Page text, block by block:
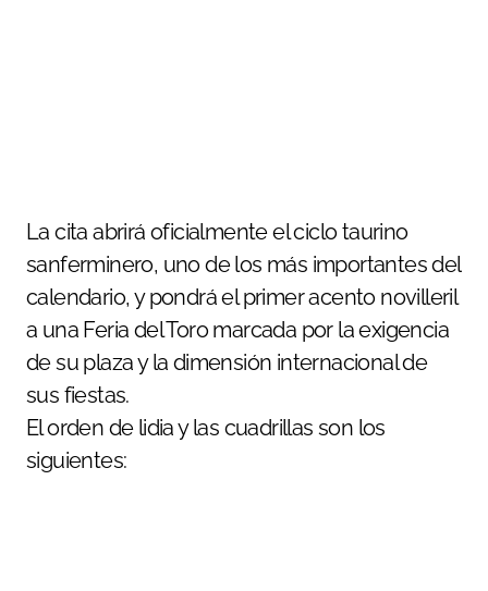
La cita abrirá oficialmente el ciclo taurino
sanferminero, uno de los más importantes del
calendario, y pondrá el primer acento novilleril
a una Feria del Toro marcada por la exigencia
de su plaza y la dimensión internacional de
sus fiestas.
El orden de lidia y las cuadrillas son los
siguientes: